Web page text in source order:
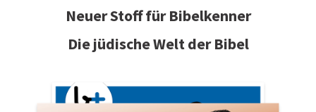
Neuer Stoff für Bibelkenner
Die jüdische Welt der Bibel